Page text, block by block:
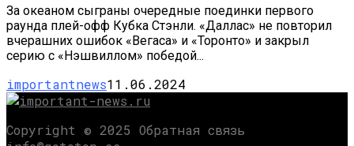
За океаном сыграны очередные поединки первого
раунда плей-офф Кубка Стэнли. «Даллас» не повторил
вчерашних ошибок «Вегаса» и «Торонто» и закрыл
серию с «Нэшвиллом» победой...
importantnews11.06.2024
Copyright © 2025 Обратная связь